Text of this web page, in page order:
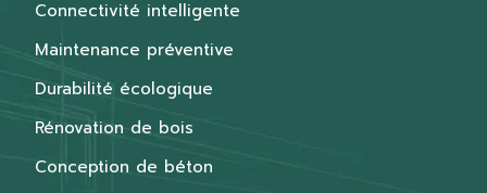
Connectivité intelligente
Maintenance préventive
Durabilité écologique
Rénovation de bois
Conception de béton